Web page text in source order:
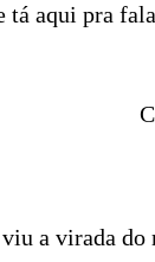
aqui pra
viu a virada